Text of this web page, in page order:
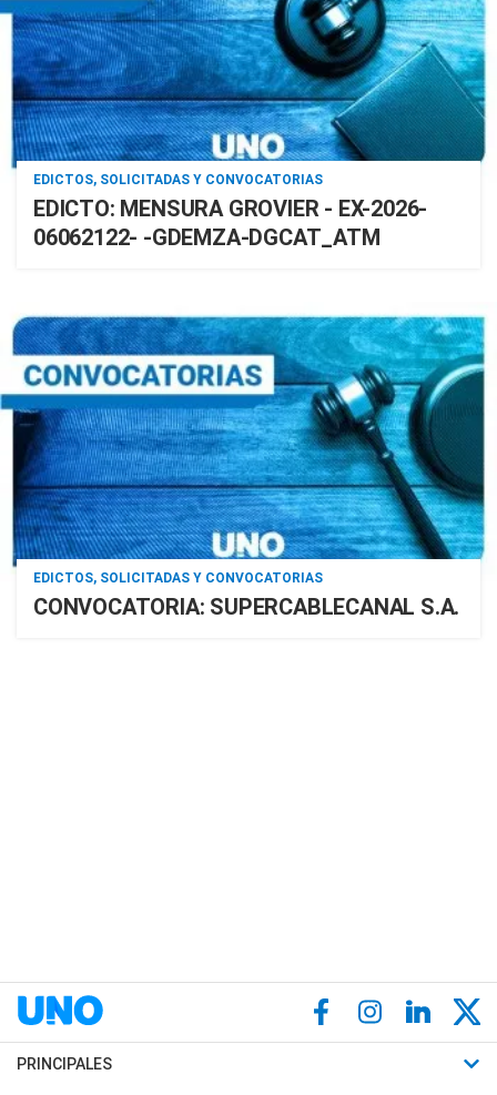
EDICTOS, SOLICITADAS Y CONVOCATORIAS
EDICTO: MENSURA GROVIER - EX-2026-
06062122- -GDEMZA-DGCAT_ATM
EDICTOS, SOLICITADAS Y CONVOCATORIAS
CONVOCATORIA: SUPERCABLECANAL S.A.
PRINCIPALES